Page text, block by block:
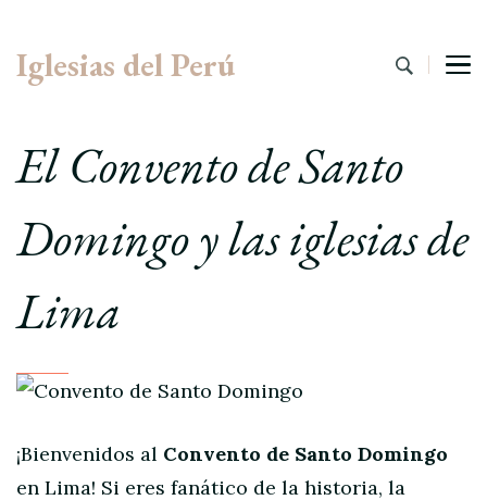
Iglesias del Perú
El Convento de Santo
Domingo y las iglesias de
Lima
¡Bienvenidos al Convento de Santo Domingo
en Lima! Si eres fanático de la historia, la